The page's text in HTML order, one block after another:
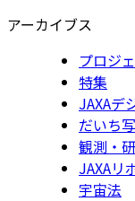
アーカイブス
プロジ
特集
JAXAデ
だいち
観測・
JAXAリ
宇宙法